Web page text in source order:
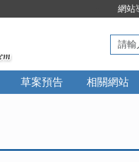
網站
請
輸
入
關
鍵
草案預告 相關網站